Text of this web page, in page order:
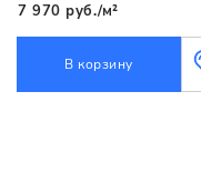
7 970 руб./м²
В корзину